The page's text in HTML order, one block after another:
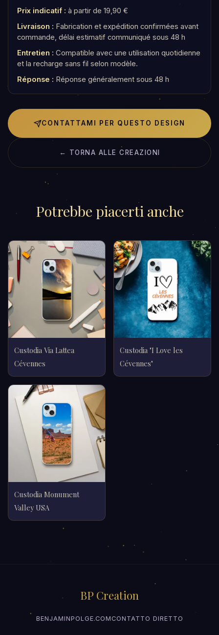
Prix indicatif : à partir de 19,90 €
Livraison : Fabrication et expédition confirmées avant
commande, délai estimatif communiqué sous 48 h
Entretien : Compatible avec une utilisation quotidienne
et la recharge sans fil selon modèle.
Réponse : Réponse généralement sous 48 h
CONTATTAMI PER QUESTO DESIGN
← TORNA ALLE CREAZIONI
Potrebbe piacerti anche
Custodia Via Lattea
Cévennes
Custodia "I Love les
Cévennes"
Custodia Monument
Valley USA
BP Creation
BENJAMINPOLGE.COM CONTATTO DIRETTO